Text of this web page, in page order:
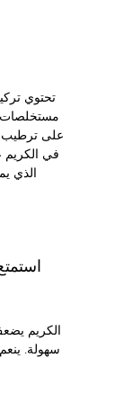
مستخلصات
على ترطيب
في
الذي
الكريم
سهولة.